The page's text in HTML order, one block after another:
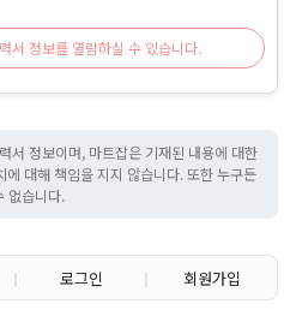
서 정보를 열람하실 수 있습니다.
서 정보이며, 마트잡은 기재된 내용에 대한
대해 책임을 지지 않습니다. 또한 누구든
없습니다.
로그인 회원가입